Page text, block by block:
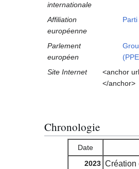
internationale
Affiliation
européenne
Parlement
européen
Site Internet
<anchor
</anchor>
Chronologie
Date
2023